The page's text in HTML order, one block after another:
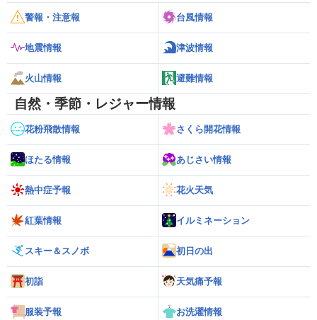
警報・注意報 台風情報
地震情報 津波情報
火山情報 避難情報
自然・季節・レジャー情報
花粉飛散情報 さくら開花情報
ほたる情報 あじさい情報
熱中症予報 花火天気
紅葉情報 イルミネーション
スキー＆スノボ 初日の出
初詣 天気痛予報
服装予報 お洗濯情報